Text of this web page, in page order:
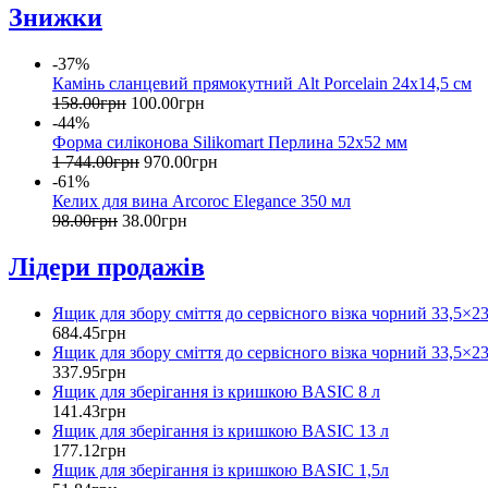
Знижки
-37%
Камінь сланцевий прямокутний Alt Porcelain 24x14,5 см
158.00грн 100.00грн
-44%
Форма силіконова Silikomart Перлина 52х52 мм
1 744.00грн 970.00грн
-61%
Келих для вина Arcoroc Elegance 350 мл
98.00грн 38.00грн
Лідери продажів
Ящик для збору сміття до сервісного візка чорний
684.45грн
Ящик для збору сміття до сервісного візка чорний
337.95грн
Ящик для зберігання із кришкою BASIC 8 л
141 .43грн
Ящик для зберігання із кришкою BASIC 13 л
177.12грн
Ящик для зберігання із кришкою BASIC 1,5л